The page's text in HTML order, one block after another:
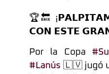
🏆🔙
𝗖𝗢𝗡 𝗘𝗦𝗧𝗘
Por la Copa
#Lanús 🇱🇻 jugó